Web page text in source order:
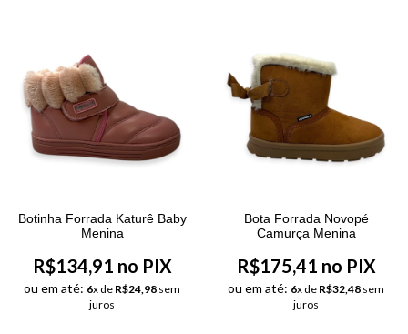
Botinha Forrada Katurê Baby
Menina
R$134,91 no PIX
ou em até: 6x de R$24,98 sem
juros
Bota Forrada Novopé
Camurça Menina
R$175,41 no PIX
ou em até: 6x de R$32,48 sem
juros